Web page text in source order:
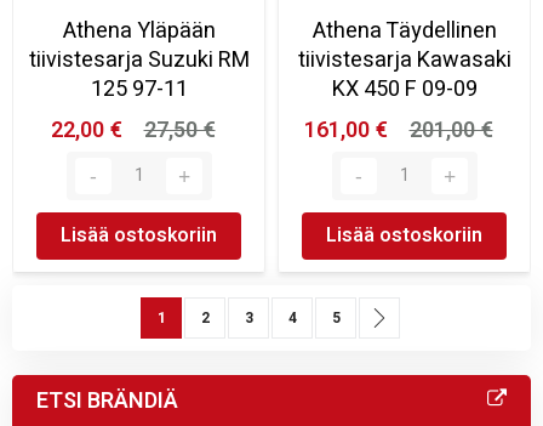
Athena Yläpään
tiivistesarja Suzuki RM
125 97-11
22,00 €
27,50 €
Lisää ostoskoriin
Athena Täydellinen
tiivistesarja Kawasaki
KX 450 F 09-09
161,00 €
201,00 €
Lisää ostoskoriin
SivuYou're currently reading page
1 Sivu
2 Sivu
3 Sivu
4 Sivu
5
ETSI BRÄNDIÄ